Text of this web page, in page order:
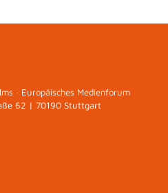
· Europäisches Medienforum
62 | 70190 Stuttgart